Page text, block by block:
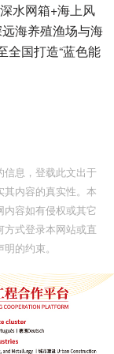
水网箱+海上风
远海养殖渔场与海
全国打造“蓝色能
信息，登载此文出于
内容的真实性。本
容如有侵权或其它
式登录本网站或直
的约束。